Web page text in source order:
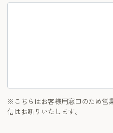
※こちらはお客様用窓口のため営
信はお断りいたします。